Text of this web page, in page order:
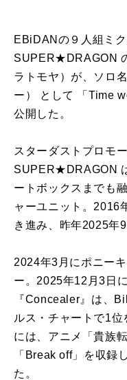
EBiDANの９人組ミ
SUPER★DRAGON
ラトモヤ）が、ソロ
ー） として 「Time
公開した。
スターダストプロモ
SUPER★DRAGON
ートボックスまでも
ャーユニット。2016
き進み、昨年2025年
2024年3月にポニー
ー。2025年12月3日
『Concealer』は、
ルス・チャートで1
には、アニメ「貴族
「Break off」を収録
た。